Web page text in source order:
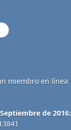
miembro en línea
de 2016: